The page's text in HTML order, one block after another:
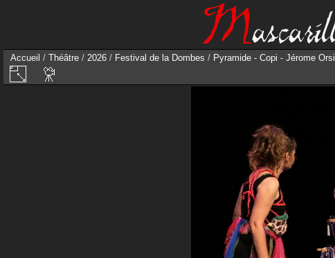
Accueil / Théâtre / 2026 / Festival de la Dombes / Pyramide - Copi - Jérome Orsi